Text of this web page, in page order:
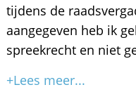
tijdens de
aangegeven heb ik
spreekrecht en niet
+Lees meer...